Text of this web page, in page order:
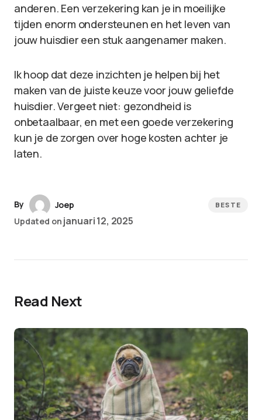
anderen. Een verzekering kan je in moeilijke
tijden enorm ondersteunen en het leven van
jouw huisdier een stuk aangenamer maken.
Ik hoop dat deze inzichten je helpen bij het
maken van de juiste keuze voor jouw geliefde
huisdier. Vergeet niet: gezondheid is
onbetaalbaar, en met een goede verzekering
kun je de zorgen over hoge kosten achter je
laten.
By
Joep
Updated on januari 12, 2025
BESTE
Read Next